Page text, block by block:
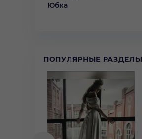
Юбка
ПОПУЛЯРНЫЕ РАЗДЕЛЫ